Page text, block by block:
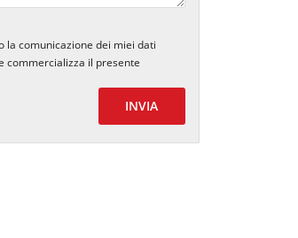
la comunicazione dei miei dati
commercializza il presente
INVIA